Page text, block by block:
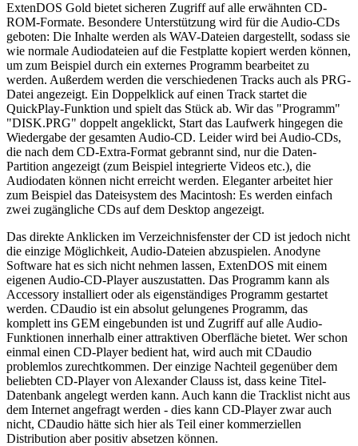
ExtenDOS Gold bietet sicheren Zugriff auf alle erwähnten CD-
ROM-Formate. Besondere Unterstützung wird für die Audio-CDs
geboten: Die Inhalte werden als WAV-Dateien dargestellt, sodass sie
wie normale Audiodateien auf die Festplatte kopiert werden können,
um zum Beispiel durch ein externes Programm bearbeitet zu
werden. Außerdem werden die verschiedenen Tracks auch als PRG-
Datei angezeigt. Ein Doppelklick auf einen Track startet die
QuickPlay-Funktion und spielt das Stück ab. Wir das "Programm"
"DISK.PRG" doppelt angeklickt, Start das Laufwerk hingegen die
Wiedergabe der gesamten Audio-CD. Leider wird bei Audio-CDs,
die nach dem CD-Extra-Format gebrannt sind, nur die Daten-
Partition angezeigt (zum Beispiel integrierte Videos etc.), die
Audiodaten können nicht erreicht werden. Eleganter arbeitet hier
zum Beispiel das Dateisystem des Macintosh: Es werden einfach
zwei zugängliche CDs auf dem Desktop angezeigt.
Das direkte Anklicken im Verzeichnisfenster der CD ist jedoch nicht
die einzige Möglichkeit, Audio-Dateien abzuspielen. Anodyne
Software hat es sich nicht nehmen lassen, ExtenDOS mit einem
eigenen Audio-CD-Player auszustatten. Das Programm kann als
Accessory installiert oder als eigenständiges Programm gestartet
werden. CDaudio ist ein absolut gelungenes Programm, das
komplett ins GEM eingebunden ist und Zugriff auf alle Audio-
Funktionen innerhalb einer attraktiven Oberfläche bietet. Wer schon
einmal einen CD-Player bedient hat, wird auch mit CDaudio
problemlos zurechtkommen. Der einzige Nachteil gegenüber dem
beliebten CD-Player von Alexander Clauss ist, dass keine Titel-
Datenbank angelegt werden kann. Auch kann die Tracklist nicht aus
dem Internet angefragt werden - dies kann CD-Player zwar auch
nicht, CDaudio hätte sich hier als Teil einer kommerziellen
Distribution aber positiv absetzen können.